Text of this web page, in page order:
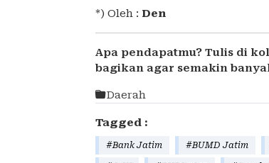
*) Oleh : Den
Apa pendapatmu? Tulis di
bagikan agar semakin
Daerah
Tagged :
#Bank Jatim #BUMD Jatim